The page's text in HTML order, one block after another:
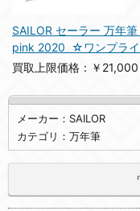
SAILOR セーラー 万年
pink 2020 ☆ワンプライ
買取上限価格：￥21,000
メーカー：SAILOR
カテゴリ：万年筆